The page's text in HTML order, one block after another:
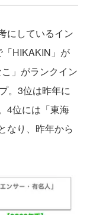
にしているイン
HIKAKIN」が
」がランクイン
。3位は昨年に
4位には「東海
なり、昨年から